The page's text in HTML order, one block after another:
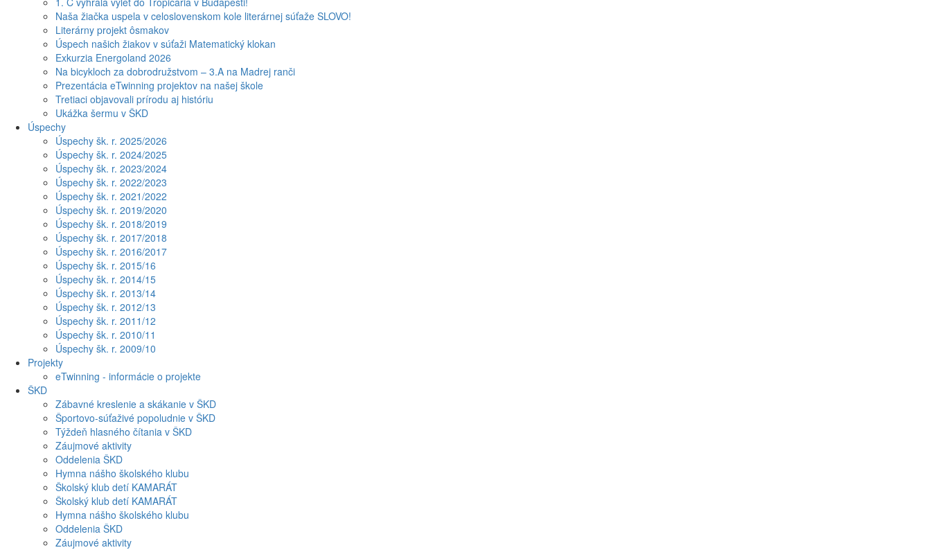
Naša žiačka uspela v celoslovenskom kole literárnej súťaže SLOVO!
Literárny projekt ôsmakov
Úspech našich žiakov v súťaži Matematický klokan
Exkurzia Energoland 2026
Na bicykloch za dobrodružstvom – 3.A na Madrej ranči
Prezentácia eTwinning projektov na našej škole
Tretiaci objavovali prírodu aj históriu
Ukážka šermu v ŠKD
Úspechy
Úspechy šk. r. 2025/2026
Úspechy šk. r. 2024/2025
Úspechy šk. r. 2023/2024
Úspechy šk. r. 2022/2023
Úspechy šk. r. 2021/2022
Úspechy šk. r. 2019/2020
Úspechy šk. r. 2018/2019
Úspechy šk. r. 2017/2018
Úspechy šk. r. 2016/2017
Úspechy šk. r. 2015/16
Úspechy šk. r. 2014/15
Úspechy šk. r. 2013/14
Úspechy šk. r. 2012/13
Úspechy šk. r. 2011/12
Úspechy šk. r. 2010/11
Úspechy šk. r. 2009/10
Projekty
eTwinning - informácie o projekte
ŠKD
Zábavné kreslenie a skákanie v ŠKD
Športovo-súťaživé popoludnie v ŠKD
Týždeň hlasného čítania v ŠKD
Záujmové aktivity
Oddelenia ŠKD
Hymna nášho školského klubu
Školský klub detí KAMARÁT
Školský klub detí KAMARÁT
Hymna nášho školského klubu
Oddelenia ŠKD
Záujmové aktivity